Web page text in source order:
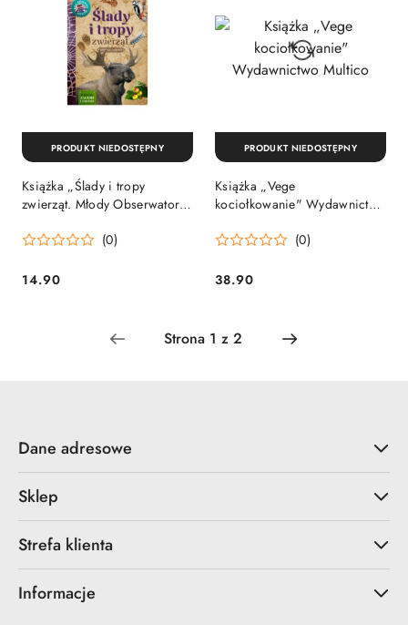
Książka „Ślady i tropy
zwierząt. Młody Obserwator
Lewandowska, Grzegorz
Multico
(0)
Cena:
14.90
PRODUKT NIEDOSTĘPNY
Książka „Vege
kociołkowanie" Wydawnictwo
(0)
Cena:
38.90
PRODUKT NIEDOSTĘPNY
Dane adresowe
Sklep
Strefa klienta
Informacje